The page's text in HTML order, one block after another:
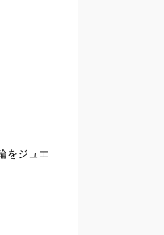
をジュエ